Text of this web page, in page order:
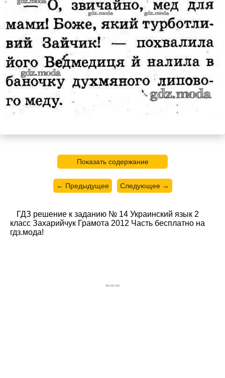
Показать содержание
← Предыдущее Следующее →
ГДЗ решение к заданию № 14 Украинский язык 2
класс Захарийчук Грамота 2012 Часть бесплатно на
гдз.мода!